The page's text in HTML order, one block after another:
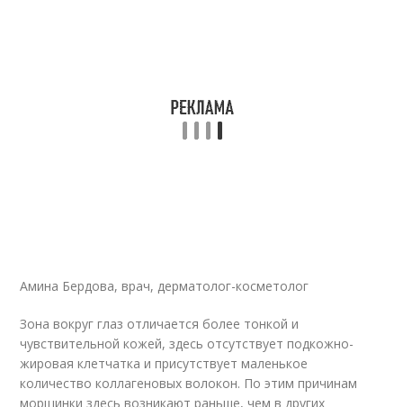
Амина Бердова, врач, дерматолог-косметолог
Зона вокруг глаз отличается более тонкой и
чувствительной кожей, здесь отсутствует подкожно-
жировая клетчатка и присутствует маленькое
количество коллагеновых волокон. По этим причинам
морщинки здесь возникают раньше, чем в других